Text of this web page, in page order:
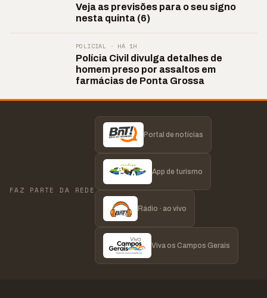
Veja as previsões para o seu signo
nesta quinta (6)
POLICIAL · HÁ 1H
Polícia Civil divulga detalhes de
homem preso por assaltos em
farmácias de Ponta Grossa
FAZ PARTE DA REDE
Portal de notícias
App de turismo
Rádio · ao vivo
Viva os Campos Gerais